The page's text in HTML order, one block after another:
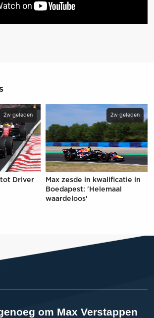
2w geleden
tot Driver
2w geleden
Max zesde in kwalificatie in
Boedapest: 'Helemaal
waardeloos'
om Max Verstappen